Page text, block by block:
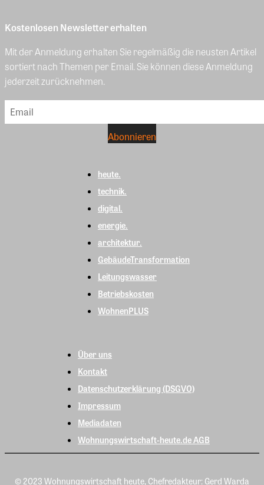
Kostenlosen Newsletter erhalten
Mit der Anmeldung erhalten Sie regelmäßig die neusten Artikel
sortiert nach Themen per Email. Sie können diese Anmeldung
jederzeit zurücknehmen.
heute.
technik.
digital.
energie.
architektur.
GebäudeTransformation
Leitungswasser
Betriebskosten
WohnenPLUS
Über uns
Kontakt
Datenschutzerklärung (DSGVO)
Impressum
Mediadaten
Wohnungswirtschaft-heute.de AGB
© 2023 Wohnungswirtschaft heute, Chefredakteur: Gerd Warda